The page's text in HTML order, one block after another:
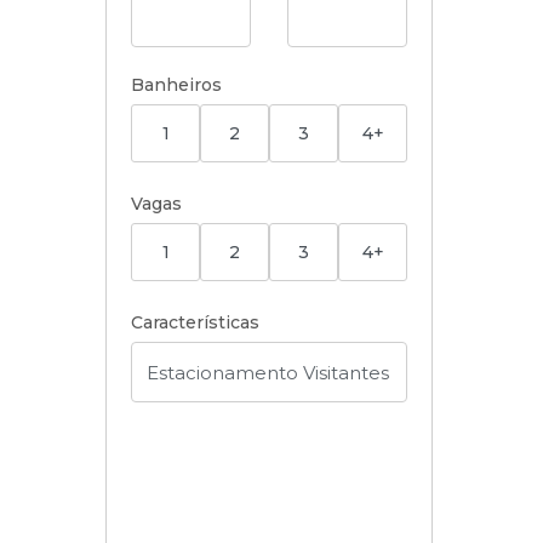
Banheiros
1 2 3 4+
Vagas
1 2 3 4+
Características